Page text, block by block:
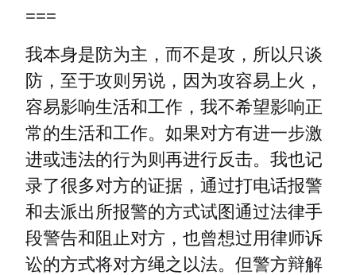
===
我本身是防为主，而不是攻，所以只谈
防，至于攻则另说，因为攻容易上火，
容易影响生活和工作，我不希望影响正
常的生活和工作。如果对方有进一步激
进或违法的行为则再进行反击。我也记
录了很多对方的证据，通过打电话报警
和去派出所报警的方式试图通过法律手
段警告和阻止对方，也曾想过用律师诉
讼的方式将对方绳之以法。但警方辩解